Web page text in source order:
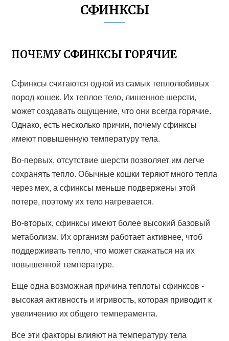
СФИНКСЫ
ПОЧЕМУ СФИНКСЫ ГОРЯЧИЕ
Сфинксы считаются одной из самых теплолюбивых
пород кошек. Их теплое тело, лишенное шерсти,
может создавать ощущение, что они всегда горячие.
Однако, есть несколько причин, почему сфинксы
имеют повышенную температуру тела.
Во-первых, отсутствие шерсти позволяет им легче
сохранять тепло. Обычные кошки теряют много тепла
через мех, а сфинксы меньше подвержены этой
потере, поэтому их тело нагревается.
Во-вторых, сфинксы имеют более высокий базовый
метаболизм. Их организм работает активнее, чтоб
поддерживать тепло, что может скажаться на их
повышенной температуре.
Еще одна возможная причина теплоты сфинксов -
высокая активность и игривость, которая приводит к
увеличению их общего темперамента.
Все эти факторы влияют на температуру тела